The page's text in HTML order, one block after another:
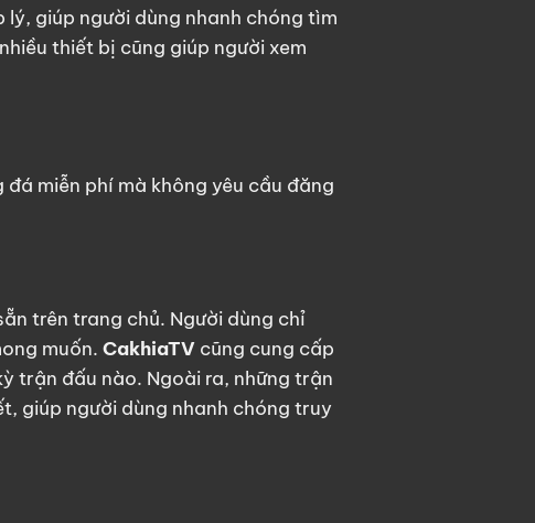
giúp người dùng nhanh chóng tìm
thiết bị cũng giúp người xem
miễn phí mà không yêu cầu đăng
trên trang chủ. Người dùng chỉ
muốn. CakhiaTV cũng cung cấp
trận đấu nào. Ngoài ra, những trận
giúp người dùng nhanh chóng truy